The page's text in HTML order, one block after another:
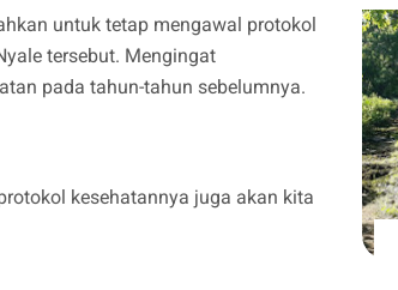
untuk tetap mengawal protokol
tersebut. Mengingat
pada tahun-tahun sebelumnya.
kesehatannya juga akan kita